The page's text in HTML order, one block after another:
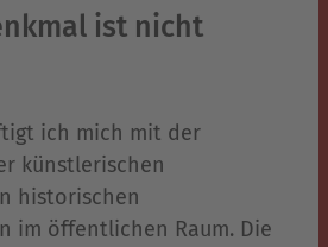
ist nicht
ich mich mit der
künstlerischen
historischen
im öffentlichen Raum. Die